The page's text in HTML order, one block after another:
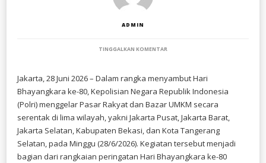
ADMIN
TINGGALKAN KOMENTAR
PASAR
DAN
BAZAR
SERENTAK
DI
WILAYAH,
SEMARAKKAN
Jakarta, 28 Juni 2026 – Dalam rangka menyambut Hari
Bhayangkara ke-80, Kepolisian Negara Republik Indonesia
(Polri) menggelar Pasar Rakyat dan Bazar UMKM secara
serentak di lima wilayah, yakni Jakarta Pusat, Jakarta Barat,
Jakarta Selatan, Kabupaten Bekasi, dan Kota Tangerang
Selatan, pada Minggu (28/6/2026). Kegiatan tersebut menjadi
bagian dari rangkaian peringatan Hari Bhayangkara ke-80